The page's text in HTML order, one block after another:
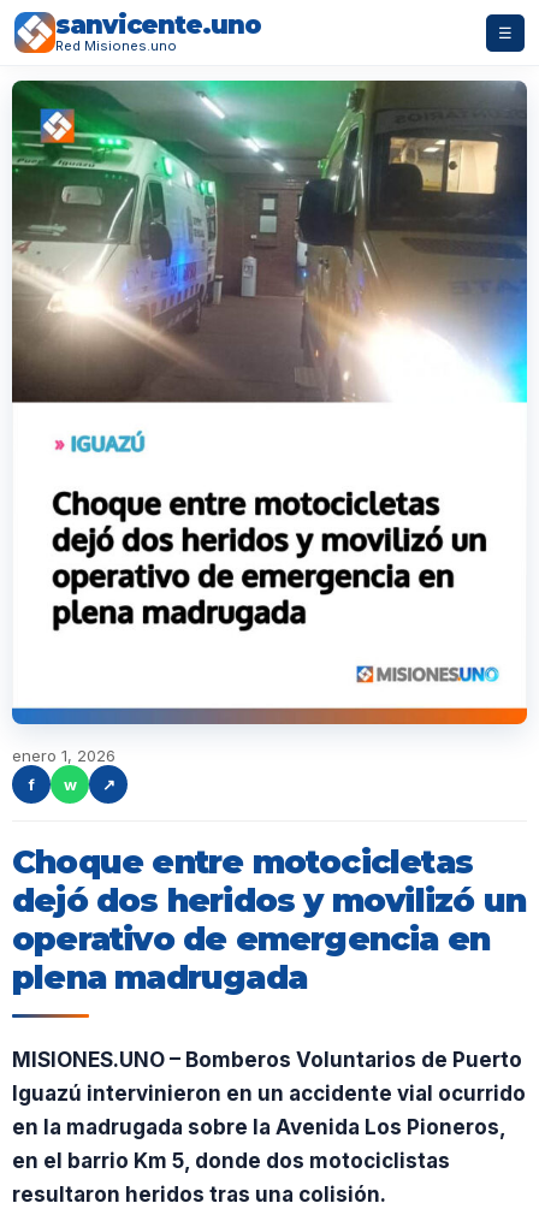
sanvicente.uno
Red Misiones.uno
☰
enero 1, 2026
f
w ↗
Choque entre motocicletas
dejó dos heridos y movilizó un
operativo de emergencia en
plena madrugada
MISIONES.UNO – Bomberos Voluntarios de Puerto
Iguazú intervinieron en un accidente vial ocurrido
en la madrugada sobre la Avenida Los Pioneros,
en el barrio Km 5, donde dos motociclistas
resultaron heridos tras una colisión.